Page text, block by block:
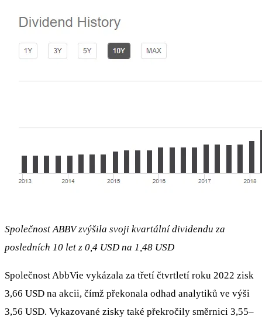
Společnost ABBV zvýšila svoji kvartální dividendu za
posledních 10 let z 0,4 USD na 1,48 USD
Společnost AbbVie vykázala za třetí čtvrtletí roku 2022 zisk
3,66 USD na akcii, čímž překonala odhad analytiků ve výši
3,56 USD. Vykazované zisky také překročily směrnici 3,55–